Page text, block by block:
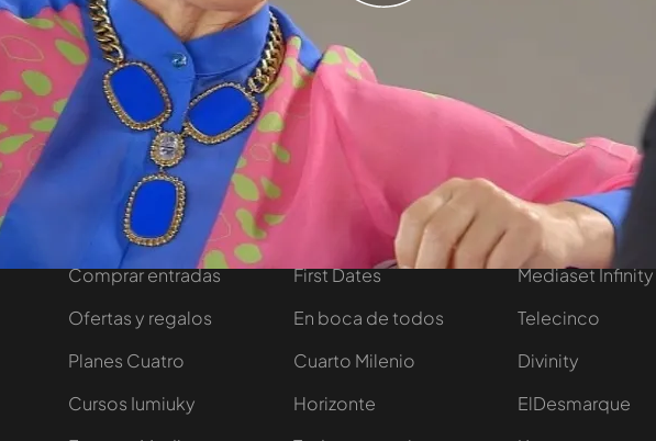
él se hubiera ofrecido", ha declarado la artista.
con Chester Temporada 4
Corporativo
Comprar entradas
Ofertas y regalos
Planes Cuatro
Cursos Iumiuky
Programas
First Dates
En boca de todos
Cuarto Milenio
Horizonte
Más de Mediaset
Mediaset Infinity
Telecinco
Divinity
ElDesmarque